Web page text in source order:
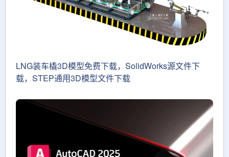
LNG装车橇3D模型免费下载，SolidWorks源文件下
载，STEP通用3D模型文件下载